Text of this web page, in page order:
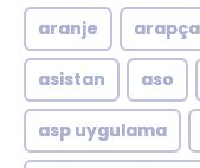
aranje arapça
asistan aso
asp uygulama